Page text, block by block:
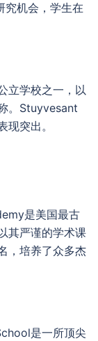
究机会，学生在
立学校之一，以
。Stuyvesant
突出。
是美国最古
其严谨的学术课
，培养了众多杰
是一所顶尖